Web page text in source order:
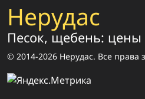
Нерудас
Песок, щебень: цены
© 2014-2026 Нерудас. Все